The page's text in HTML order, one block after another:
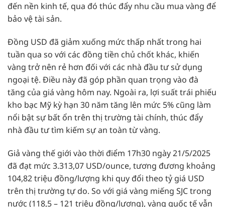
đến nền kinh tế, qua đó thúc đẩy nhu cầu mua vàng để
bảo vệ tài sản.
Đồng USD đã giảm xuống mức thấp nhất trong hai
tuần qua so với các đồng tiền chủ chốt khác, khiến
vàng trở nên rẻ hơn đối với các nhà đầu tư sử dụng
ngoại tệ. Điều này đã góp phần quan trọng vào đà
tăng của giá vàng hôm nay. Ngoài ra, lợi suất trái phiếu
kho bạc Mỹ kỳ hạn 30 năm tăng lên mức 5% cũng làm
nổi bật sự bất ổn trên thị trường tài chính, thúc đẩy
nhà đầu tư tìm kiếm sự an toàn từ vàng.
Giả vàng thế giới vào thời điểm 17h30 ngày 21/5/2025
đã đạt mức 3.313,07 USD/ounce, tương đương khoảng
104,82 triệu đồng/lượng khi quy đổi theo tỷ giá USD
trên thị trường tự do. So với giá vàng miếng SJC trong
nước (118,5 – 121 triệu đồng/lượng), vàng quốc tế vẫn